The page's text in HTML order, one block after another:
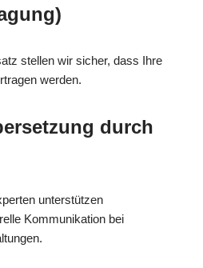
stellen wir sicher, dass Ihre
werden.
durch
unterstützen
Kommunikation bei